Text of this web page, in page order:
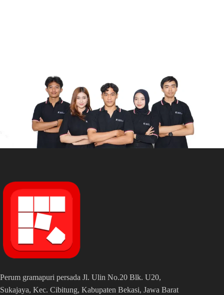
Perum gramapuri persada Jl. Ulin No.20 Blk. U20,
Sukajaya, Kec. Cibitung, Kabupaten Bekasi, Jawa Barat